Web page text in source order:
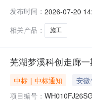
限公司地址安
发布时间： 2026-07-20
相关产品：
施工
芜湖梦溪科创走廊
中标｜中标通知 安徽
项目编号：